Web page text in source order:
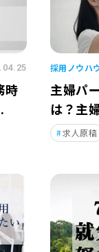
時
採用ノウハ
主婦パ
は？主
求人原稿